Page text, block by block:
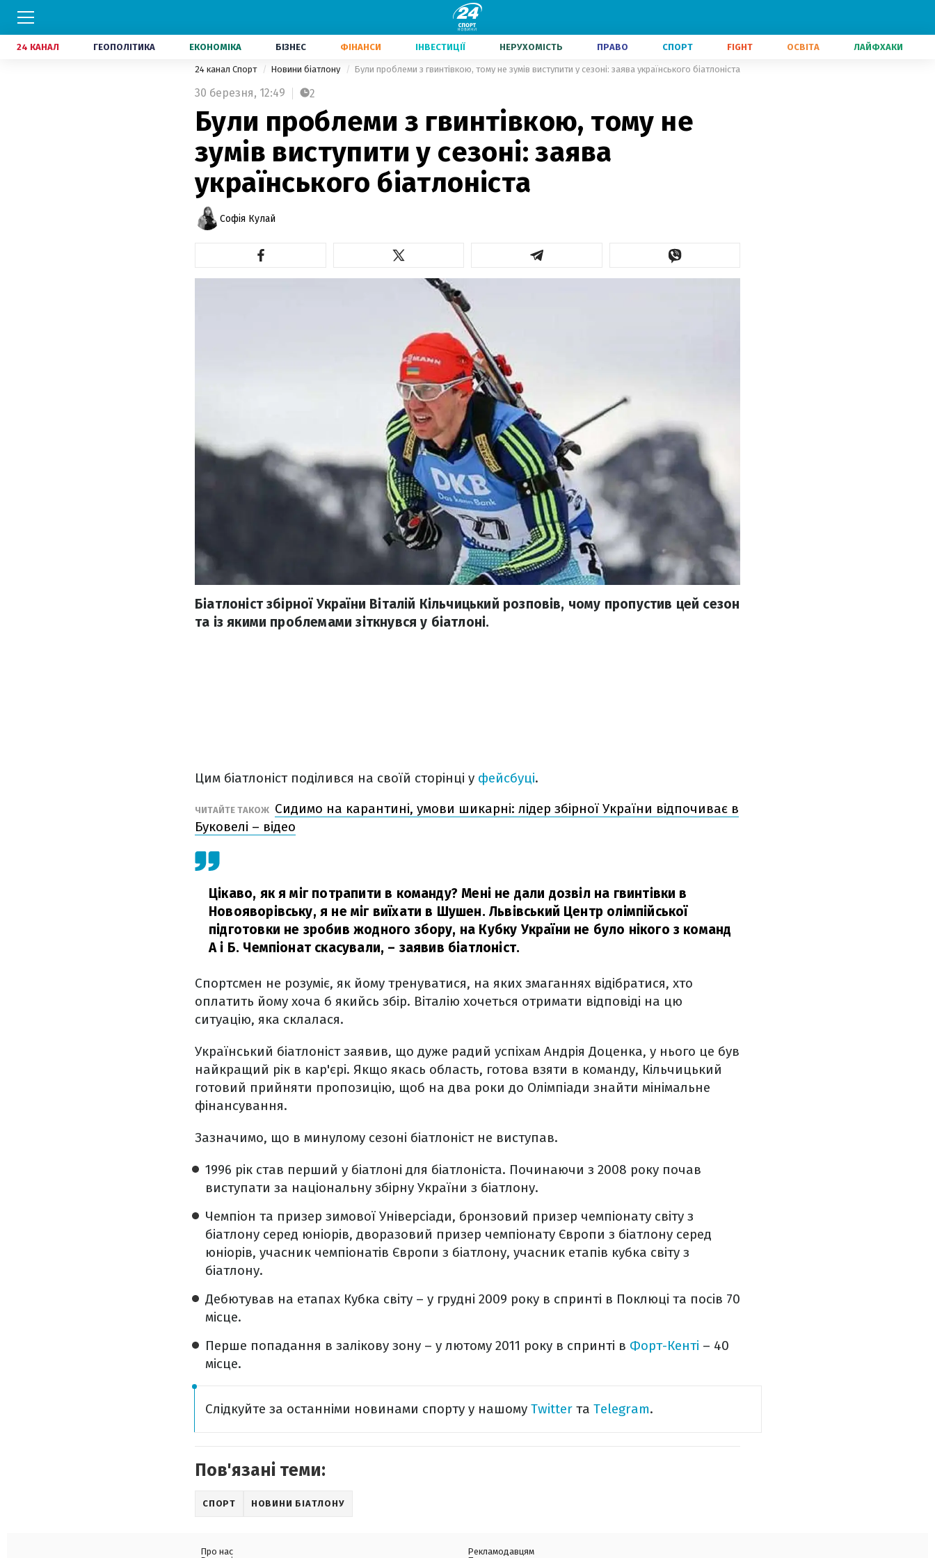
24 КАНАЛ ГЕОПОЛІТИКА ЕКОНОМІКА БІЗНЕС ФІНАНСИ ІНВЕСТИЦІЇ НЕРУХОМІСТЬ ПРАВО СПОРТ FIGHT ОСВІТА ЛАЙФХАКИ
24 канал Спорт Новини біатлону Були проблеми з гвинтівкою, тому не зумів виступити у сезоні: заява українського біатлоніста
30 березня, 12:49 2
Були проблеми з гвинтівкою, тому не
зумів виступити у сезоні: заява
українського біатлоніста
Софія Кулай
Біатлоніст збірної України Віталій Кільчицький розповів, чому пропустив цей сезон
та із якими проблемами зіткнувся у біатлоні.
Цим біатлоніст поділився на своїй сторінці у фейсбуці.
ЧИТАЙТЕ ТАКОЖ Сидимо на карантині, умови шикарні: лідер збірної України відпочиває в
Буковелі – відео
Цікаво, як я міг потрапити в команду? Мені не дали дозвіл на гвинтівки в
Новояворівську, я не міг виїхати в Шушен. Львівський Центр олімпійської
підготовки не зробив жодного збору, на Кубку України не було нікого з команд
А і Б. Чемпіонат скасували, – заявив біатлоніст.
Спортсмен не розуміє, як йому тренуватися, на яких змаганнях відібратися, хто
оплатить йому хоча б якийсь збір. Віталію хочеться отримати відповіді на цю
ситуацію, яка склалася.
Український біатлоніст заявив, що дуже радий успіхам Андрія Доценка, у нього це був
найкращий рік в кар'єрі. Якщо якась область, готова взяти в команду, Кільчицький
готовий прийняти пропозицію, щоб на два роки до Олімпіади знайти мінімальне
фінансування.
Зазначимо, що в минулому сезоні біатлоніст не виступав.
1996 рік став перший у біатлоні для біатлоніста. Починаючи з 2008 року почав
виступати за національну збірну України з біатлону.
Чемпіон та призер зимової Універсіади, бронзовий призер чемпіонату світу з
біатлону серед юніорів, дворазовий призер чемпіонату Європи з біатлону серед
юніорів, учасник чемпіонатів Європи з біатлону, учасник етапів кубка світу з
біатлону.
Дебютував на етапах Кубка світу – у грудні 2009 року в спринті в Поклюці та посів 70
місце.
Перше попадання в залікову зону – у лютому 2011 року в спринті в Форт-Кенті – 40
місце.
Слідкуйте за останніми новинами спорту у нашому Twitter та Telegram.
Пов'язані теми:
СПОРТ НОВИНИ БІАТЛОНУ
Про нас
Рекламодавцям